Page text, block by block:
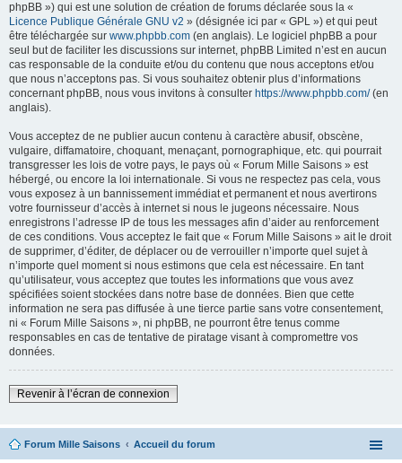
phpBB ») qui est une solution de création de forums déclarée sous la «
Licence Publique Générale GNU v2 » (désignée ici par « GPL ») et qui peut
être téléchargée sur www.phpbb.com (en anglais). Le logiciel phpBB a pour
seul but de faciliter les discussions sur internet, phpBB Limited n’est en aucun
cas responsable de la conduite et/ou du contenu que nous acceptons et/ou
que nous n’acceptons pas. Si vous souhaitez obtenir plus d’informations
concernant phpBB, nous vous invitons à consulter https://www.phpbb.com/(en
anglais).
Vous acceptez de ne publier aucun contenu à caractère abusif, obscène,
vulgaire, diffamatoire, choquant, menaçant, pornographique, etc. qui pourrait
transgresser les lois de votre pays, le pays où « Forum Mille Saisons » est
hébergé, ou encore la loi internationale. Si vous ne respectez pas cela, vous
vous exposez à un bannissement immédiat et permanent et nous avertirons
votre fournisseur d’accès à internet si nous le jugeons nécessaire. Nous
enregistrons l’adresse IP de tous les messages afin d’aider au renforcement
de ces conditions. Vous acceptez le fait que « Forum Mille Saisons » ait le droit
de supprimer, d’éditer, de déplacer ou de verrouiller n’importe quel sujet à
n’importe quel moment si nous estimons que cela est nécessaire. En tant
qu’utilisateur, vous acceptez que toutes les informations que vous avez
spécifiées soient stockées dans notre base de données. Bien que cette
information ne sera pas diffusée à une tierce partie sans votre consentement,
ni « Forum Mille Saisons », ni phpBB, ne pourront être tenus comme
responsables en cas de tentative de piratage visant à compromettre vos
données.
Revenir à l’écran de connexion
Forum Mille Saisons Accueil du forum